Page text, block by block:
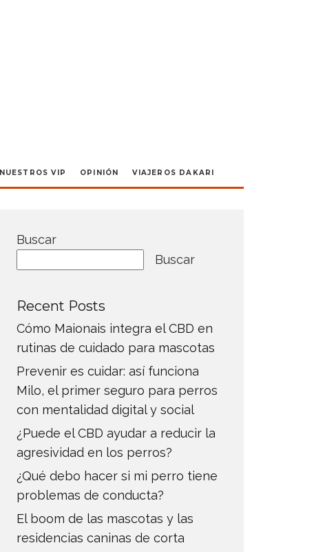
NUESTROS VIP OPINIÓN VIAJEROS DAKARI
Buscar
Buscar
Recent Posts
Cómo Maionais integra el CBD en
rutinas de cuidado para mascotas
Prevenir es cuidar: así funciona
Milo, el primer seguro para perros
con mentalidad digital y social
¿Puede el CBD ayudar a reducir la
agresividad en los perros?
¿Qué debo hacer si mi perro tiene
problemas de conducta?
El boom de las mascotas y las
residencias caninas de corta